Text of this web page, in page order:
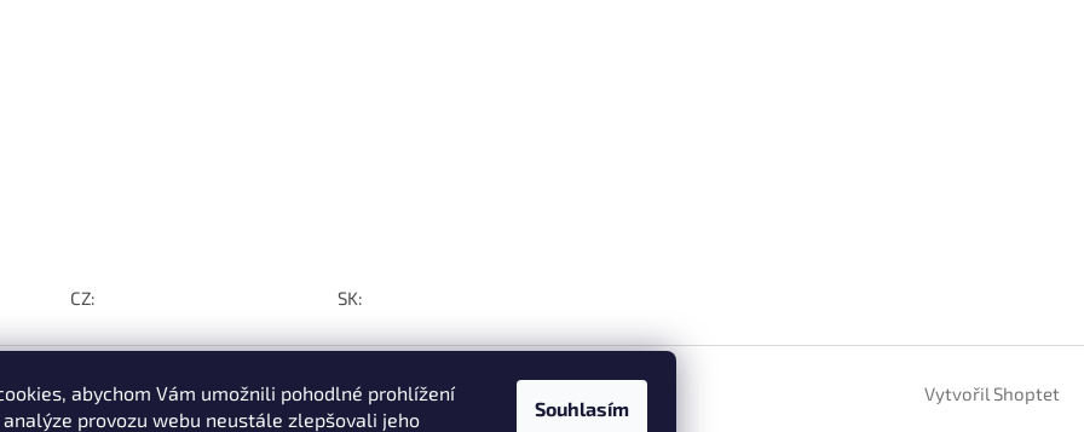
abychom Vám umožnili pohodlné prohlížení
provozu webu neustále zlepšovali jeho
Souhlasím
CZ: SK:
Vytvořil Shoptet